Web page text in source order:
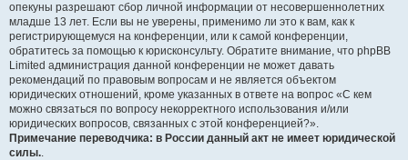
опекуны разрешают сбор личной информации от несовершеннолетних
младше 13 лет. Если вы не уверены, применимо ли это к вам, как к
регистрирующемуся на конференции, или к самой конференции,
обратитесь за помощью к юрисконсульту. Обратите внимание, что phpBB
Limited администрация данной конференции не может давать
рекомендаций по правовым вопросам и не является объектом
юридических отношений, кроме указанных в ответе на вопрос «С кем
можно связаться по вопросу некорректного использования и/или
юридических вопросов, связанных с этой конференцией?».
Примечание переводчика: в России данный акт не имеет юридической
силы..